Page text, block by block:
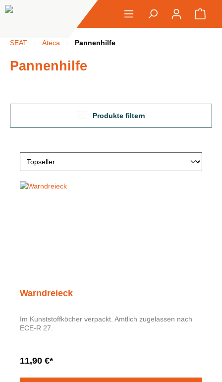
springen
SEAT Ateca Pannenhilfe
Pannenhilfe
Produkte filtern
Warndreieck
Im Kunststoffköcher verpackt. Amtlich zugelassen nach
ECE-R 27.
11,90 €*